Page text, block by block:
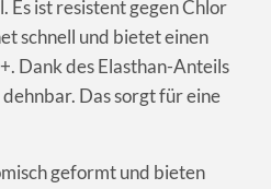
ist resistent gegen Chlor
schnell und bietet einen
Dank des Elasthan-Anteils
Das sorgt für eine
geformt und bieten